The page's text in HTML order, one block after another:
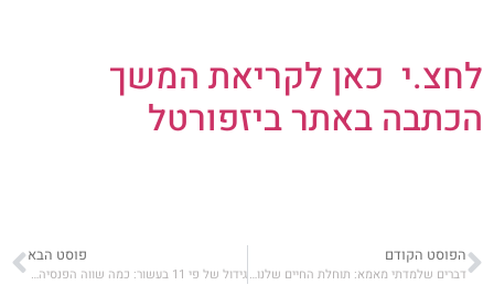
לחצ.י כאן לקריאת המשך
הכתבה באתר ביזפורטל
הפוסט הקודם
דברים שלמדתי מאמא: תוחלת החיים שלנו גדלה – כדאי שתיערכו כלכלית מראש
פוסט הבא
גידול של פי 11 בעשור: כמה שווה הפנסיה של הישראלים ומי בראש?